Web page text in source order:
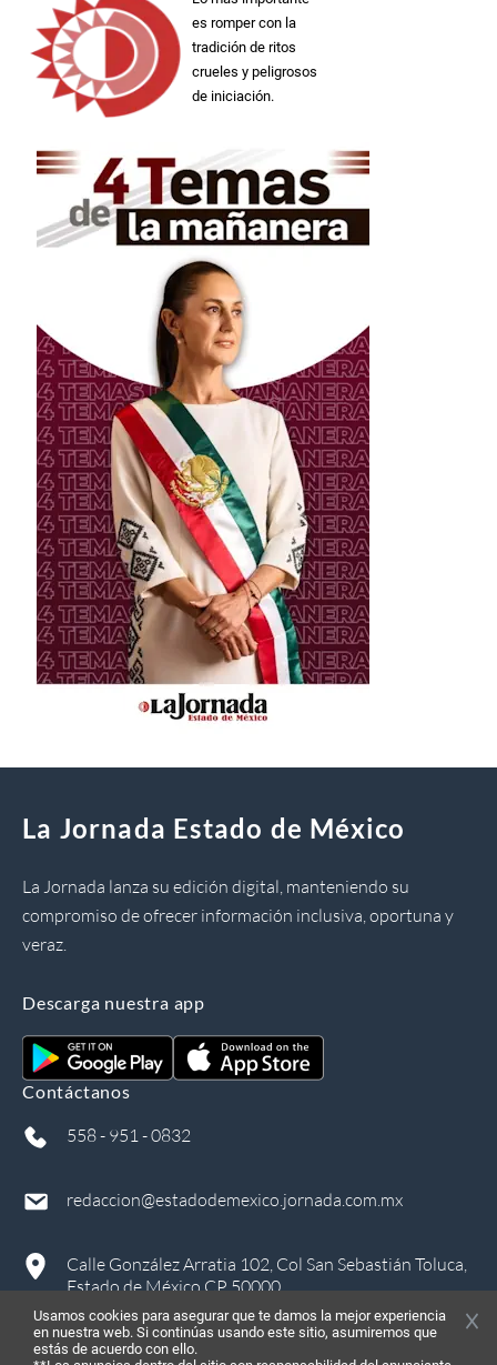
es romper con la
tradición de ritos
crueles y peligrosos
de iniciación.
La Jornada Estado de México
La Jornada lanza su edición digital, manteniendo su
compromiso de ofrecer información inclusiva, oportuna y
veraz.
Descarga nuestra app
Contáctanos
558 - 951 - 0832
redaccion@estadodemexico.jornada.com.mx
Calle González Arratia 102, Col San Sebastián Toluca,
Estado de México CP 50000
Usamos cookies para asegurar que te damos la mejor experiencia
en nuestra web. Si continúas usando este sitio, asumiremos que
estás de acuerdo con ello.